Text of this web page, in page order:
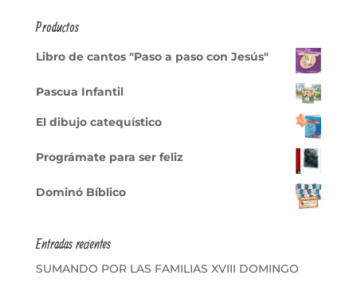
Productos
Libro de cantos "Paso a paso con Jesús"
Pascua Infantil
El dibujo catequístico
Prográmate para ser feliz
Dominó Bíblico
Entradas recientes
SUMANDO POR LAS FAMILIAS XVIII DOMINGO